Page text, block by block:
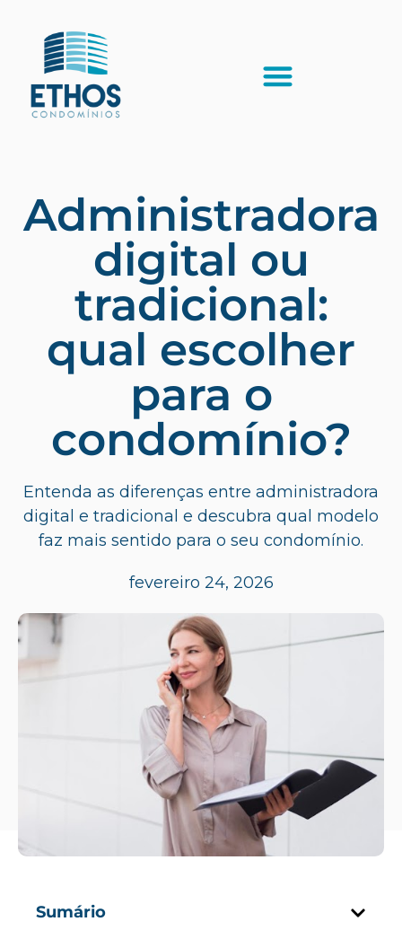
Administradora
digital ou
tradicional:
qual escolher
para o
condomínio?
Entenda as diferenças entre administradora
digital e tradicional e descubra qual modelo
faz mais sentido para o seu condomínio.
fevereiro 24, 2026
Sumário